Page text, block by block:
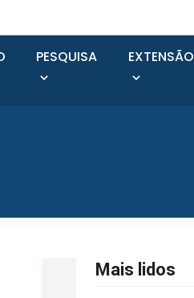
PESQUISA EXTENSÃO
Mais lidos